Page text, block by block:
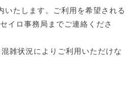
いたします。ご利用を希望される
イロ事務局までご連絡くださ
雑状況によりご利用いただけな